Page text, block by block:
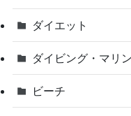
ダイエット
ダイビング・マリ
ビーチ